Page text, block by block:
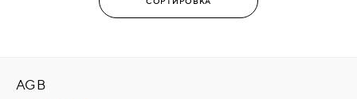
AGB